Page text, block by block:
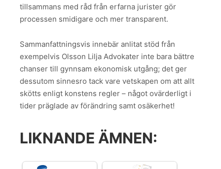
tillsammans med råd från erfarna jurister gör
processen smidigare och mer transparent.
Sammanfattningsvis innebär anlitat stöd från
exempelvis Olsson Lilja Advokater inte bara bättre
chanser till gynnsam ekonomisk utgång; det ger
dessutom sinnesro tack vare vetskapen om att allt
skötts enligt konstens regler – något ovärderligt i
tider präglade av förändring samt osäkerhet!
LIKNANDE ÄMNEN: